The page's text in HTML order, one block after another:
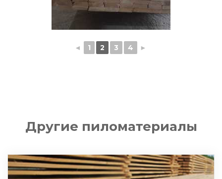
◄ 1 2 3 4 ►
Другие пиломатериалы